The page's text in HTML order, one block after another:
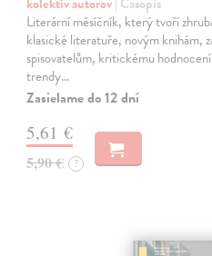
Literární měsíčník, který tvoří
klasické literatuře, novým knihám,
spisovatelům, kritickému
trendy…
Zasielame do 12 dní
5,61 €
5,90 € ?